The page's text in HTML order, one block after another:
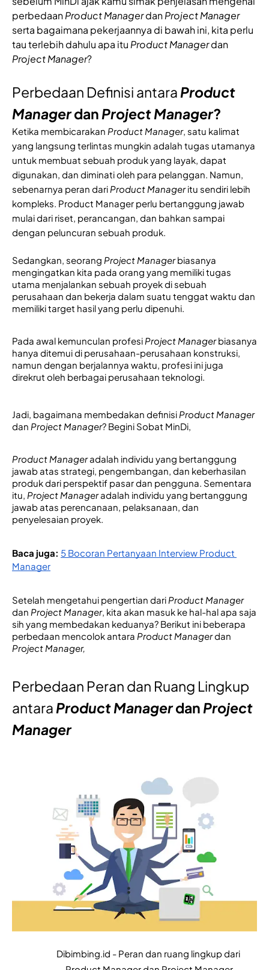
perbedaan Product Manager dan Project Manager
serta bagaimana pekerjaannya di bawah ini, kita perlu
tau terlebih dahulu apa itu Product Manager
Project Manager?
Perbedaan Definisi antara Product
Manager dan Project Manager?
Ketika membicarakan Product Manager, satu kalimat
yang langsung terlintas mungkin adalah tugas utamanya
untuk membuat sebuah produk yang layak, dapat
digunakan, dan diminati oleh para pelanggan. Namun,
sebenarnya peran dari Product Manageritu sendiri lebih
kompleks. Product Manager perlu bertanggung jawab
mulai dari riset, perancangan, dan bahkan sampai
dengan peluncuran sebuah produk.
Sedangkan, seorang Project Manager biasanya
mengingatkan kita pada orang yang memiliki tugas
utama menjalankan sebuah proyek di sebuah
perusahaan dan bekerja dalam suatu tenggat waktu dan
memiliki target hasil yang perlu dipenuhi.
Pada awal kemunculan profesi Project Manager biasanya
hanya ditemui di perusahaan-perusahaan konstruksi,
namun dengan berjalannya waktu, profesi ini juga
direkrut oleh berbagai perusahaan teknologi.
Jadi, bagaimana membedakan definisi Product Manager
dan Project Manager? Begini Sobat MinDi,
Product Manager adalah individu yang bertanggung
jawab atas strategi, pengembangan, dan keberhasilan
produk dari perspektif pasar dan pengguna. Sementara
itu, Project Manager adalah individu yang bertanggung
jawab atas perencanaan, pelaksanaan, dan
penyelesaian proyek.
Baca juga: 5 Bocoran Pertanyaan Interview Product
Manager
Setelah mengetahui pengertian dari Product Manager
dan Project Manager, kita akan masuk ke hal-hal apa saja
sih yang membedakan keduanya? Berikut ini beberapa
perbedaan mencolok antara Product Manager
Project Manager,
Perbedaan Peran dan Ruang Lingkup
antara Product Manager dan Project
Manager
Dibimbing.id - Peran dan ruang lingkup dari